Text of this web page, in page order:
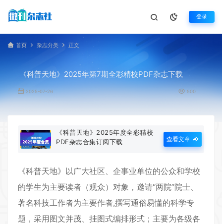
登录
首页 杂志分类 正文
《科普天地》2025年第7期全彩精校PDF杂志下载
2025-07-26 500
《科普天地》2025年度全彩精校
PDF杂志合集订阅下载
查看文章
《科普天地》以广大社区、企事业单位的公众和学校
的学生为主要读者（观众）对象，邀请“两院”院士、
著名科技工作者为主要作者,撰写通俗易懂的科学专
题，采用图文并茂、挂图式编排形式；主要为各级各